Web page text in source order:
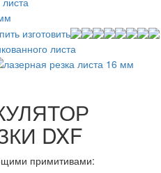
DXF
примитивами: